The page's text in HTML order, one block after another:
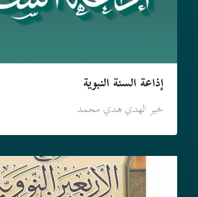
إذاعة السنة النبوية
خير الهدي هدي محمد